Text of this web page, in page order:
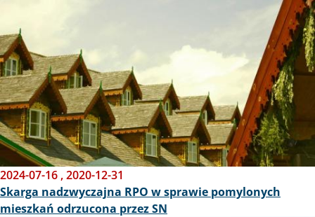
2024-07-16 ,2020-12-31
Skarga nadzwyczajna RPO w sprawie pomylonych
mieszkań odrzucona przez SN